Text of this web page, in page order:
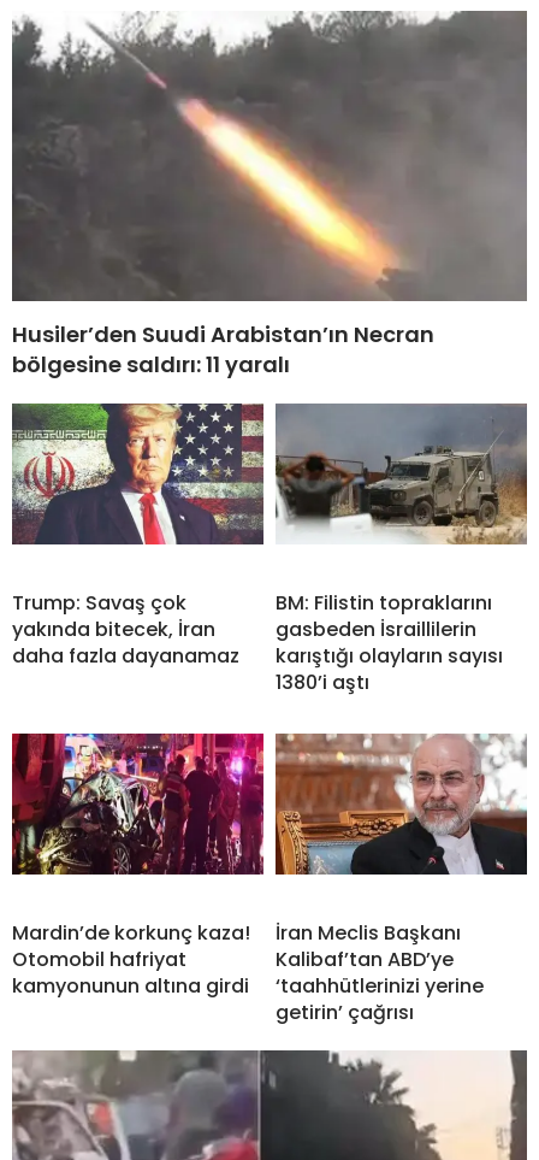
Husiler’den Suudi Arabistan’ın Necran
bölgesine saldırı: 11 yaralı
Trump: Savaş çok
yakında bitecek, İran
daha fazla dayanamaz
BM: Filistin topraklarını
gasbeden İsraillilerin
karıştığı olayların sayısı
1380’i aştı
Mardin’de korkunç kaza!
Otomobil hafriyat
kamyonunun altına girdi
İran Meclis Başkanı
Kalibaf’tan ABD’ye
‘taahhütlerinizi yerine
getirin’ çağrısı